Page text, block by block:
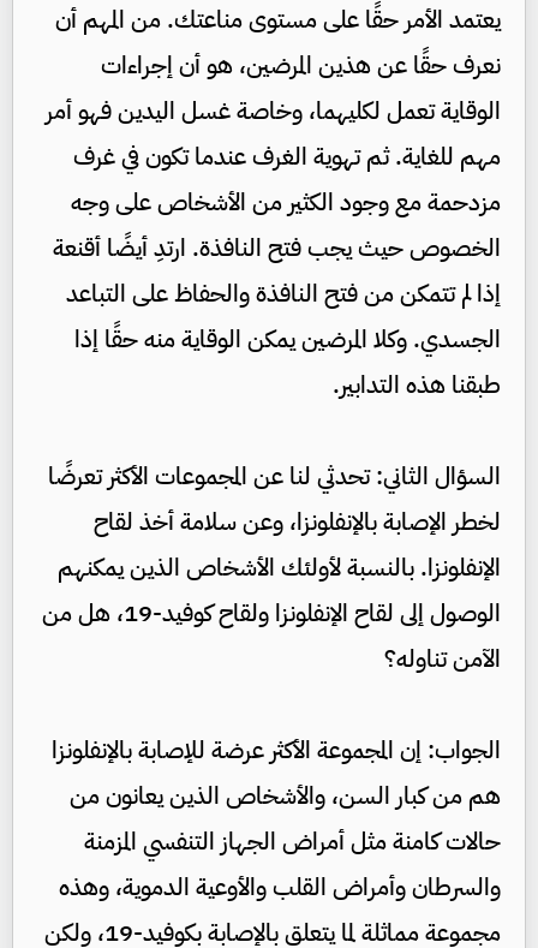
يعتمد الأمر حقًا على مستوى مناعتك. من المهم أن
نعرف حقًا عن هذين المرضين، هو أن إجراءات
الوقاية تعمل لكليهما، وخاصة غسل اليدين فهو أمر
مهم للغاية. ثم تهوية الغرف عندما تكون في غرف
مزدحمة مع وجود الكثير من الأشخاص على وجه
الخصوص حيث يجب فتح النافذة. ارتدِ أيضًا أقنعة
إذا لم تتمكن من فتح النافذة والحفاظ على التباعد
الجسدي. وكلا المرضين يمكن الوقاية منه حقًا إذا
طبقنا هذه التدابير.
السؤال الثاني: تحدثي لنا عن المجموعات الأكثر تعرضًا
لخطر الإصابة بالإنفلونزا، وعن سلامة أخذ لقاح
الإنفلونزا. بالنسبة لأولئك الأشخاص الذين يمكنهم
الوصول إلى لقاح الإنفلونزا ولقاح كوفيد-19، هل من
الآمن تناوله؟
الجواب: إن المجموعة الأكثر عرضة للإصابة بالإنفلونزا
هم من كبار السن، والأشخاص الذين يعانون من
حالات كامنة مثل أمراض الجهاز التنفسي المزمنة
والسرطان وأمراض القلب والأوعية الدموية، وهذه
مجموعة مماثلة لما يتعلق بالإصابة بكوفيد-19، ولكن